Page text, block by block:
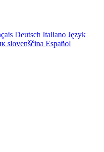
Deutsch Italiano Język
slovenščina Español